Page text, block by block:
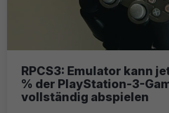
RPCS3: Emulator kann
% der PlayStation-3-
vollständig abspielen